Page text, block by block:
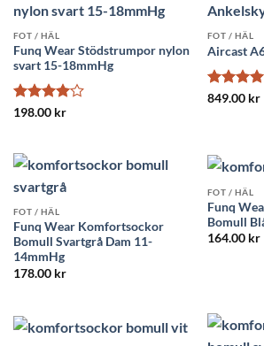
FOT / HÄL
Funq Wear Stödstrumpor nylon
svart 15-18mmHg
Betygsatt
198.00 kr
FOT / HÄL
Aircast
Betygsatt
849.00 kr
FOT / HÄL
Funq Wear Komfortsockor
Bomull Svartgrå Dam 11-
14mmHg
178.00 kr
FOT / HÄL
Funq
Bomull
164.00 kr